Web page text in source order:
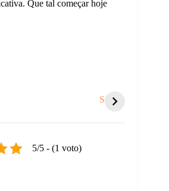
Que tal começar hoje
Stories
5/5 - (1 voto)